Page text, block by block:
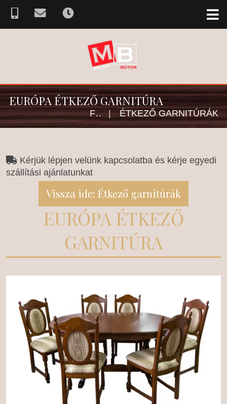
EURÓPA ÉTKEZŐ GARNITÚRA
FŐOLDAL | ÉTKEZŐ GARNITÚRÁK
Kérjük lépjen velünk kapcsolatba és kérje egyedi
szállítási ajánlatunkat
Vissza ide: Étkező garnitúrák
EURÓPA ÉTKEZŐ
GARNITÚRA